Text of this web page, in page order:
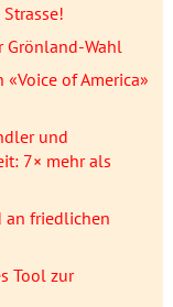
Grönland-Wahl
of America»
und
7× mehr als
an friedlichen
Tool zur